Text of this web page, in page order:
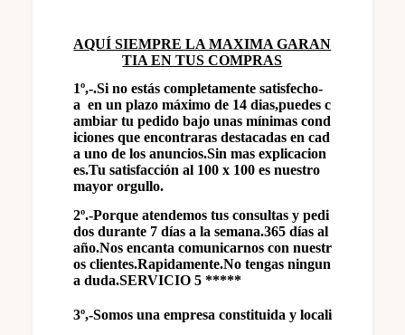
AQUÍ SIEMPRE LA MAXIMA GARAN
TIA EN TUS COMPRAS
1º,-.Si no estás completamente satisfecho-
a en un plazo máximo de 14 dias,puedes c
ambiar tu pedido bajo unas mínimas cond
iciones que encontraras destacadas en cad
a uno de los anuncios.Sin mas explicacion
es.Tu satisfacción al 100 x 100 es nuestro
mayor orgullo.
2º.-Porque atendemos tus consultas y pedi
dos durante 7 días a la semana.365 días al
año.Nos encanta comunicarnos con nuestr
os clientes.Rapidamente.No tengas ningun
a duda.SERVICIO 5 *****
3º,-Somos una empresa constituida y locali